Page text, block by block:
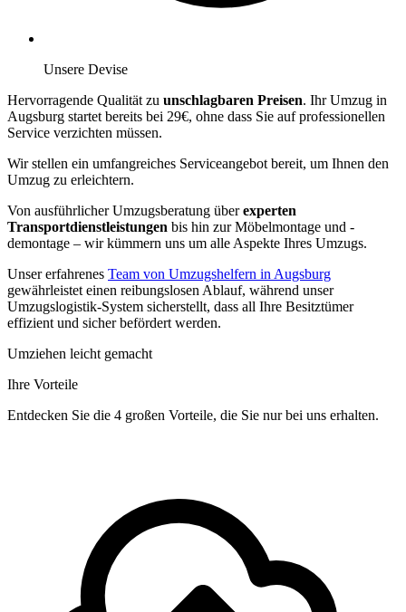
Unsere Devise
Hervorragende Qualität zu unschlagbaren Preisen. Ihr Umzug in
Augsburg startet bereits bei 29€, ohne dass Sie auf professionellen
Service verzichten müssen.
Wir stellen ein umfangreiches Serviceangebot bereit, um Ihnen den
Umzug zu erleichtern.
Von ausführlicher Umzugsberatung überexperten
Transportdienstleistungen bis hin zur Möbelmontage und -
demontage – wir kümmern uns um alle Aspekte Ihres Umzugs.
Unser erfahrenes Team von Umzugshelfern in Augsburg
gewährleistet einen reibungslosen Ablauf, während unser
Umzugslogistik-System sicherstellt, dass all Ihre Besitztümer
effizient und sicher befördert werden.
Umziehen leicht gemacht
Ihre Vorteile
Entdecken Sie die 4 großen Vorteile, die Sie nur bei uns erhalten.